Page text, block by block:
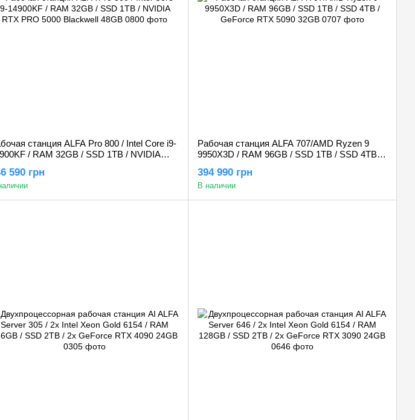
станция ALFA Pro 800 / Intel Core i9-
/ RAM 32GB / SSD 1TB / NVIDIA
590 грн
Рабочая станция ALFA 707/AMD Ryzen 9
9950X3D / RAM 96GB / SSD 1TB / SSD 4TB /
394 990 грн
В наличии